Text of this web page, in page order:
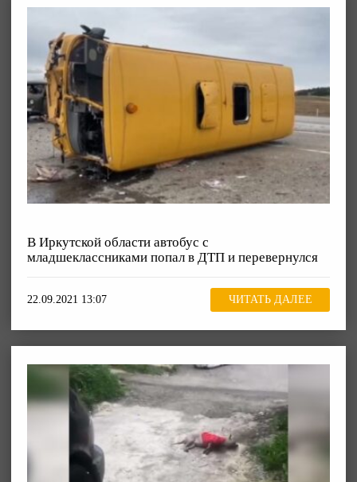
В Иркутской области автобус с
младшеклассниками попал в ДТП и перевернулся
22.09.2021 13:07 ЧИТАТЬ ДАЛЕЕ